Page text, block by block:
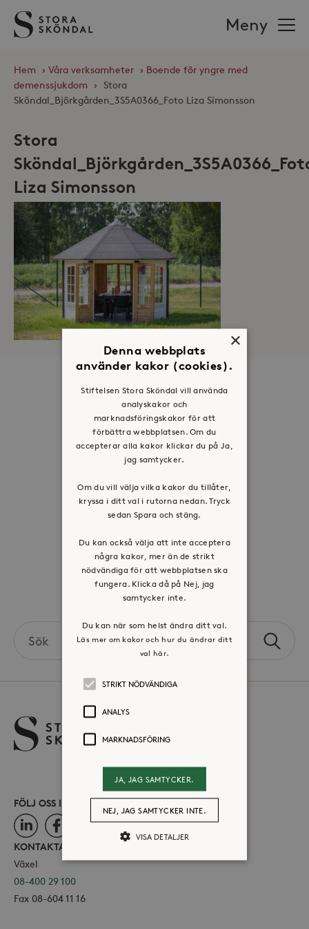
Stora
Sköndal
Meny
Hem › Våra verksamheter › Boende för yngre med
demenssjukdom
› Stora
Sköndal_Björkgården_3S5A0366_Foto Liza Simonsson
Stora
Liza Simonsson
Om oss
Organisation
Historia
Riktlinje för personuppgifter
Tillgänglighetsredogörelse
Visselblåsartjänst
Jobba hos oss
Press & mediakontakt
Volontär hos Stora Sköndal
the
Sök
FÖLJ OSS I SOCIALA MEDIER
LinkedInFacebookInstagram
KONTAKTA OSS
Växel
08-400 29 100
Fax 08-604 11 16
×
Denna webbplats
använder kakor (cookies).
Stiftelsen Stora Sköndal vill använda
analyskakor och
marknadsföringskakor för att
förbättra webbplatsen. Om du
accepterar alla kakor klickar du på Ja,
jag samtycker.
Om du vill välja vilka kakor du tillåter,
kryssa i ditt val i rutorna nedan. Tryck
sedan Spara och stäng.
Du kan också välja att inte acceptera
några kakor, mer än de strikt
nödvändiga för att webbplatsen ska
fungera. Klicka då på Nej, jag
samtycker inte.
Du kan när som helst ändra ditt val.
Läs mer om kakor och hur du ändrar ditt
val här.
STRIKT NÖDVÄNDIGA
ANALYS
MARKNADSFÖRING
JA, JAG SAMTYCKER.
NEJ, JAG SAMTYCKER INTE.
VISA DETALJER